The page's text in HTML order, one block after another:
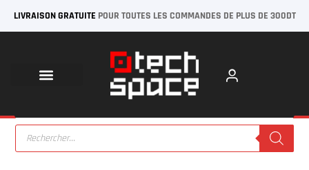
LIVRAISON GRATUITE POUR TOUTES LES COMMANDES DE PLUS DE 300DT